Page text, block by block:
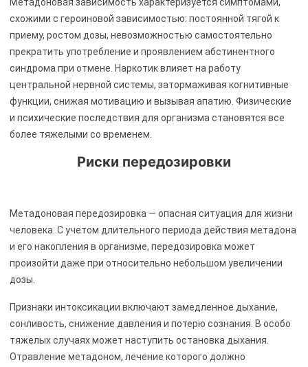
схожими с героиновой зависимостью: постоянной тягой к
приему, ростом дозы, невозможностью самостоятельно
прекратить употребление и проявлением абстинентного
синдрома при отмене. Наркотик влияет на работу
центральной нервной системы, затормаживая когнитивные
функции, снижая мотивацию и вызывая апатию. Физические
и психические последствия для организма становятся все
более тяжелыми со временем.
Риски передозировки
Метадоновая передозировка — опасная ситуация для жизни
человека. С учетом длительного периода действия метадона
и его накопления в организме, передозировка может
произойти даже при относительно небольшом увеличении
дозы.
Признаки интоксикации включают замедленное дыхание,
сонливость, снижение давления и потерю сознания. В особо
тяжелых случаях может наступить остановка дыхания.
Отравление метадоном, лечение которого должно